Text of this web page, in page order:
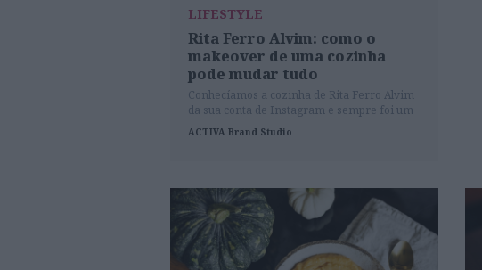
LIFESTYLE
Rita Ferro Alvim: como o
makeover de uma cozinha
pode mudar tudo
Conhecíamos a cozinha de Rita Ferro Alvim
da sua conta de Instagram e sempre foi um
lugar de animação. Mas a renovação tão
esperada pela podcaster e pela família,
ACTIVA Brand Studio